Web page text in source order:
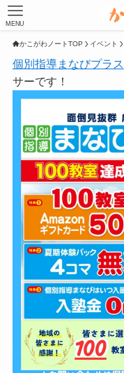
MENU
かこがわノートTOP イベント
個別指導まなびプラス
サーです！